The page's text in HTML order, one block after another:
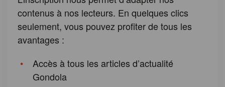
contenus à nos lecteurs. En quelques clics
seulement, vous pouvez profiter de tous les
avantages :
Accès à tous les articles d’actualité
Gondola